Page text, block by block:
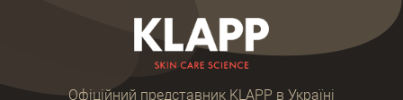
Офіційний представник KLAPP в Україні